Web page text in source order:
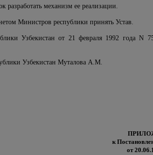
разработать механизм ее реализации.
Министров республики принять Устав.
Узбекистан от 21 февраля 1992 года N
Узбекистан Муталова А.М.
к
от